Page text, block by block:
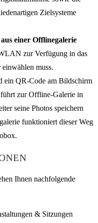
Zielsysteme
einer Offlinegalerie
zur Verfügung in das
muss.
ein QR-Code am Bildschirm
zur Offline-Galerie in
seine Photos speichern
funktioniert dieser Weg
Ihnen nachfolgende
& Sitzungen